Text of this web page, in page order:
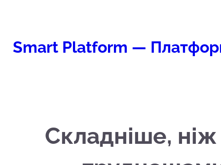
Smart Platform —
Складніше,